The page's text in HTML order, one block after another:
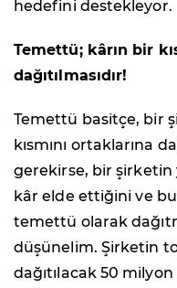
hedefini destekleyor.
Temettü; kârın bir
dağıtılmasıdır!
Temettü basitçe, bir
kısmını ortaklarına
gerekirse, bir şirketin
kâr elde ettiğini ve
temettü olarak
düşünelim. Şirketin
dağıtılacak 50